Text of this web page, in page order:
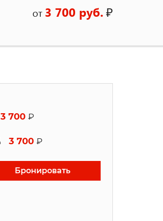
от 3 700 руб.₽
3 700 ₽
3 700 ₽
Бронировать